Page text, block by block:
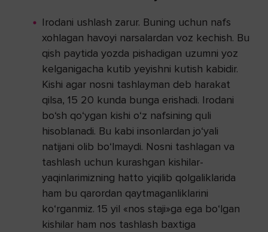
Irodani ushlash zarur. Buning uchun nafs
xohlagan havoyi narsalardan voz kechish. Bu
qish paytida yozda pishadigan uzumni yoz
kelganigacha kutib yeyishni kutish kabidir.
Kishi agar nosni tashlayman deb harakat
qilsa, 15 20 kunda bunga erishadi. Irodani
bo‘sh qo‘ygan kishi o‘z nafsining quli
hisoblanadi. Bu kabi insonlardan jo‘yali
natijani olib bo‘lmaydi. Nosni tashlagan va
tashlash uchun kurashgan kishilar-
yaqinlarimizning hatto yiqilib qolgaliklarida
ham bu qarordan qaytmaganliklarini
ko‘rganmiz. 15 yil «nos staji»ga ega bo‘lgan
kishilar ham nos tashlash baxtiga